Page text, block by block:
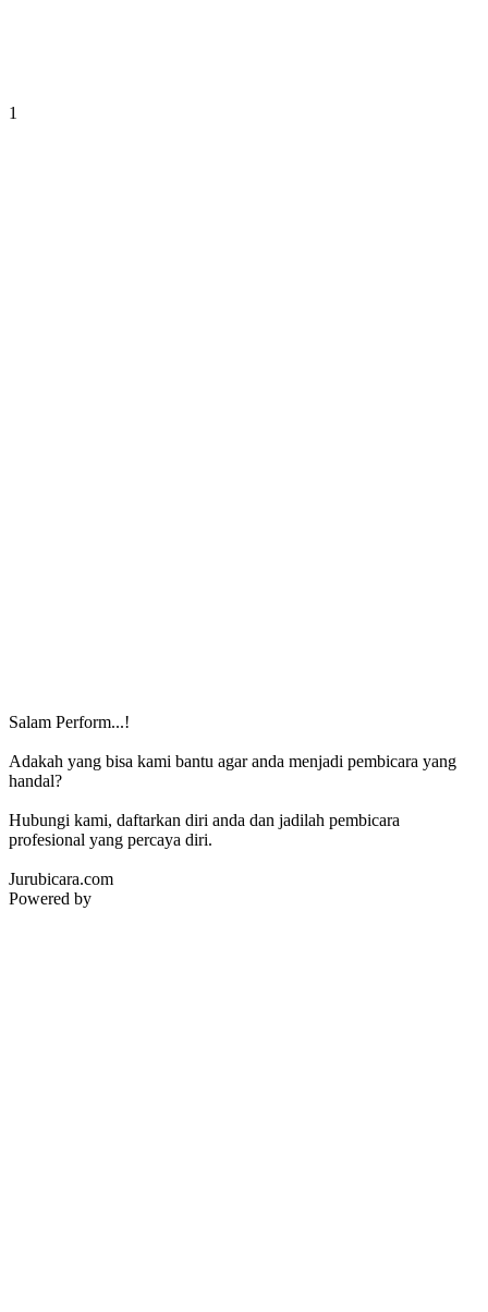
1
Salam Perform...!
Adakah yang bisa kami bantu agar anda menjadi pembicara yang
handal?
Hubungi kami, daftarkan diri anda dan jadilah pembicara
profesional yang percaya diri.
Jurubicara.com
Powered by